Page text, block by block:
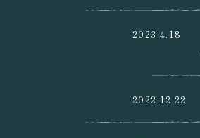
2023.4.18
2022.12.22